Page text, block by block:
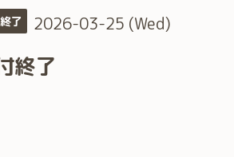
了 2026-03-25 (Wed)
終了